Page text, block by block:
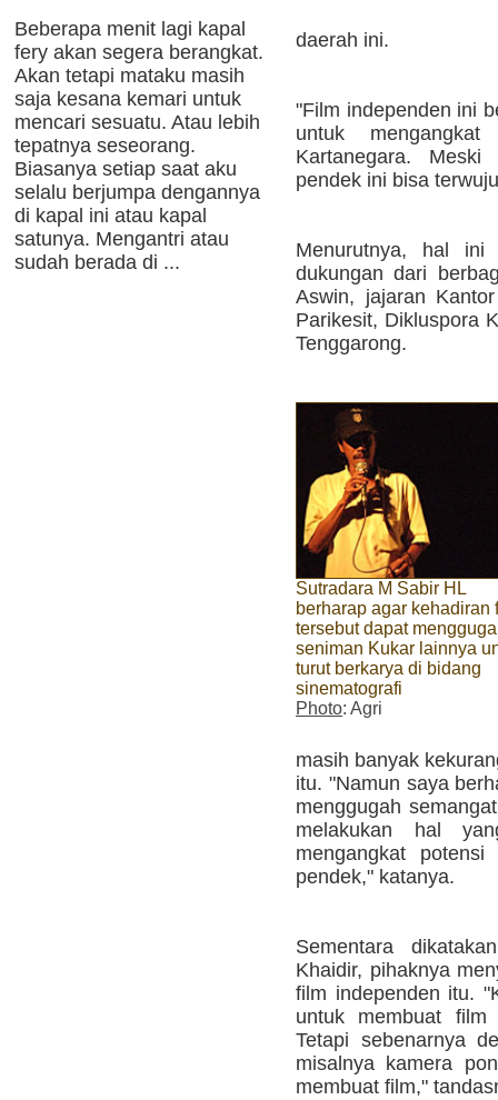
Beberapa menit lagi kapal
fery akan segera berangkat.
Akan tetapi mataku masih
saja kesana kemari untuk
mencari sesuatu. Atau lebih
tepatnya seseorang.
Biasanya setiap saat aku
selalu berjumpa dengannya
di kapal ini atau kapal
satunya. Mengantri atau
sudah berada di ...
daerah ini.
"Film independen ini
untuk
Kartanegara.
pendek ini bisa
Menurutnya, hal
dukungan dari
Aswin, jajaran
Parikesit, Dikluspora
Tenggarong.
Sutradara M Sabir HL
berharap agar kehadiran
tersebut dapat
seniman Kukar lainnya
turut berkarya di bidang
sinematografi
Photo: Agri
masih banyak
itu. "Namun saya
menggugah
melakukan hal
mengangkat
pendek," katanya.
Sementara
Khaidir, pihaknya
film independen itu.
untuk membuat
Tetapi sebenarnya
misalnya kamera
membuat film,"